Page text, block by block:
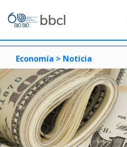
Economía > Noticia